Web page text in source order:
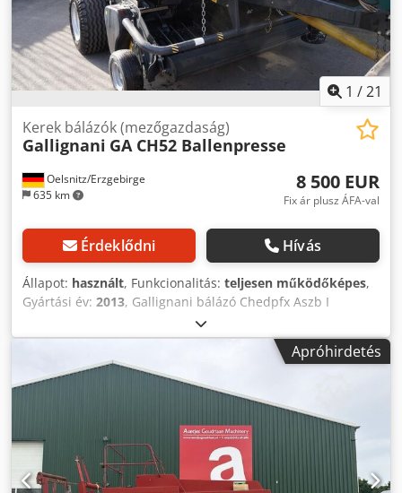
1 /21
Oelsnitz/Erzgebirge
635 km
Kerek bálázók (mezőgazdaság)
Gallignani GA CH52 Ballenpresse
8 500 EUR
Fix ár plusz ÁFA-val
Érdeklődni Hívás
Állapot: használt, Funkcionalitás: teljesen működőképes,
Gyártási év: 2013, Gallignani bálázó Chedpfx Aszb I
Nhebxja Közbenső értékesítés jogának fenntartásával –
minden adat tájékoztató jellegű. Az itt megadott
információk hibátlansága és pontossága nem garantált.
Jótállás és/vagy felelősség kizárt. A fenti leírástól való
eltérések nem zárhatók ki. Felhívjuk figyelmét, hogy az
esetleges adásvételi szerződés kizárólag a gépjármű
tényleges állapotára vonatkozik.
Apróhirdetés